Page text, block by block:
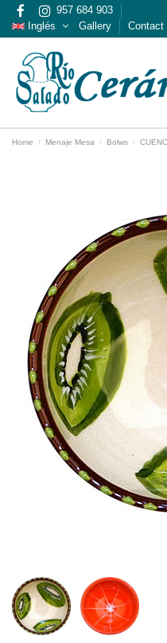
957 684 903
Inglés
Gallery Contact
Home Menaje Mesa Bolws